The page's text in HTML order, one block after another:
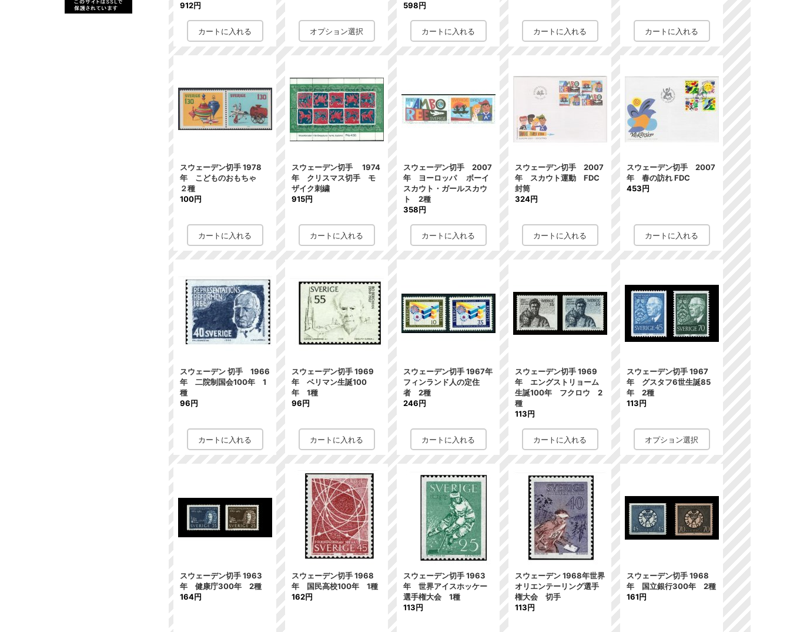
912円
598円
スウェーデン切手 1978
年 こどものおもちゃ
２種
100円
スウェーデン切手 1974
年 クリスマス切手 モ
ザイク刺繍
915円
スウェーデン切手 2007
年 ヨーロッパ ボーイ
スカウト・ガールスカウ
ト 2種
358円
スウェーデン切手 2007
年 スカウト運動 FDC
封筒
324円
スウェーデン切手 2007
年 春の訪れ FDC
453円
スウェーデン 切手 1966
年 二院制国会100年 1
種
96円
スウェーデン切手 1969
年 ベリマン生誕100
年 1種
96円
スウェーデン切手 1967年
フィンランド人の定住
者 2種
246円
スウェーデン切手 1969
年 エングストリョーム
生誕100年 フクロウ 2
種
113円
スウェーデン切手 1967
年 グスタフ6世生誕85
年 2種
113円
スウェーデン切手 1963
年 健康庁300年 2種
164円
スウェーデン切手 1968
年 国民高校100年 1種
162円
スウェーデン切手 1963
年 世界アイスホッケー
選手権大会 1種
113円
スウェーデン 1968年世界
オリエンテーリング選手
権大会 切手
113円
スウェーデン切手 1968
年 国立銀行300年 2種
161円